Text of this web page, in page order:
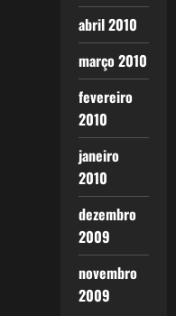
abril 2010
março 2010
fevereiro
2010
janeiro
2010
dezembro
2009
novembro
2009